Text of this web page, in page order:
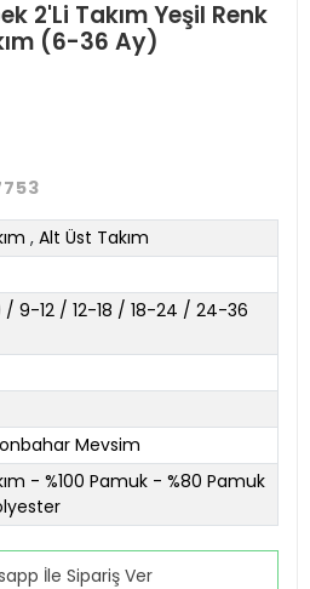
2'Li Takım Yeşil Renk
(6-36 Ay)
, Alt Üst Takım
9-12 / 12-18 / 18-24 / 24-36
Mevsim
- %100 Pamuk - %80 Pamuk
İle Sipariş Ver